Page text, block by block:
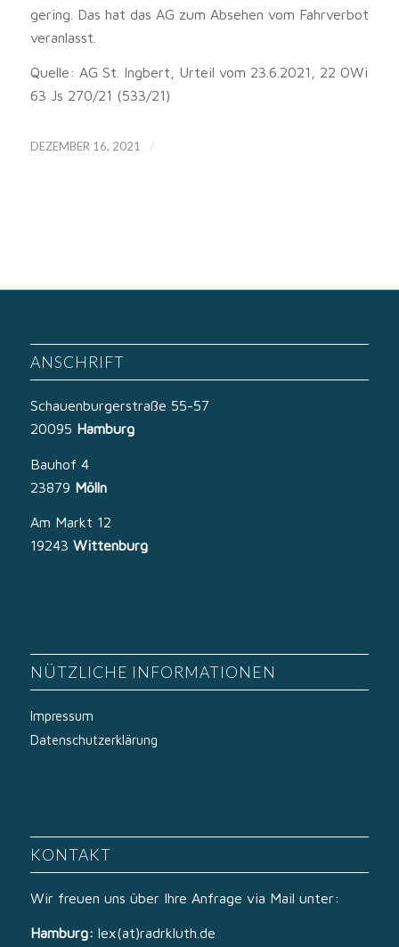
gering. Das hat das AG zum Absehen vom Fahrverbot
veranlasst.
Quelle: AG St. Ingbert, Urteil vom 23.6.2021, 22 OWi
63 Js 270/21 (533/21)
DEZEMBER 16, 2021 /
ANSCHRIFT
Schauenburgerstraße 55-57
20095 Hamburg
Bauhof 4
23879 Mölln
Am Markt 12
19243 Wittenburg
NÜTZLICHE INFORMATIONEN
Impressum
Datenschutzerklärung
KONTAKT
Wir freuen uns über Ihre Anfrage via Mail unter:
Hamburg: lex(at)radrkluth.de